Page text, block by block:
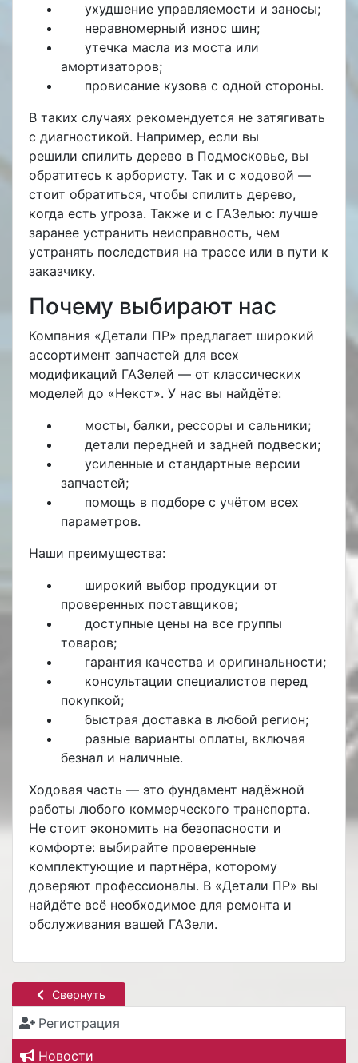
Свернуть
Регистрация
Новости
ухудшение управляемости и заносы;
неравномерный износ шин;
утечка масла из моста или
амортизаторов;
провисание кузова с одной стороны.
В таких случаях рекомендуется не затягивать
с диагностикой. Например, если вы
решили спилить дерево в Подмосковье, вы
обратитесь к арбористу. Так и с ходовой —
стоит обратиться, чтобы спилить дерево,
когда есть угроза. Также и с ГАЗелью: лучше
заранее устранить неисправность, чем
устранять последствия на трассе или в пути к
заказчику.
Почему выбирают нас
Компания «Детали ПР» предлагает широкий
ассортимент запчастей для всех
модификаций ГАЗелей — от классических
моделей до «Некст». У нас вы найдёте:
мосты, балки, рессоры и сальники;
детали передней и задней подвески;
усиленные и стандартные версии
запчастей;
помощь в подборе с учётом всех
параметров.
Наши преимущества:
широкий выбор продукции от
проверенных поставщиков;
доступные цены на все группы
товаров;
гарантия качества и оригинальности;
консультации специалистов перед
покупкой;
быстрая доставка в любой регион;
разные варианты оплаты, включая
безнал и наличные.
Ходовая часть — это фундамент надёжной
работы любого коммерческого транспорта.
Не стоит экономить на безопасности и
комфорте: выбирайте проверенные
комплектующие и партнёра, которому
доверяют профессионалы. В «Детали ПР» вы
найдёте всё необходимое для ремонта и
обслуживания вашей ГАЗели.